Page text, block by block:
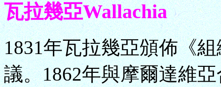
瓦拉幾亞Wallachia
1831年瓦拉幾亞頒佈《
議。1862年與摩爾達維